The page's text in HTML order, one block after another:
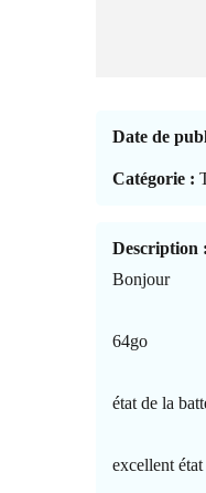
Date de
Catégorie :
Description :
Bonjour
64go
état de la
excellent état